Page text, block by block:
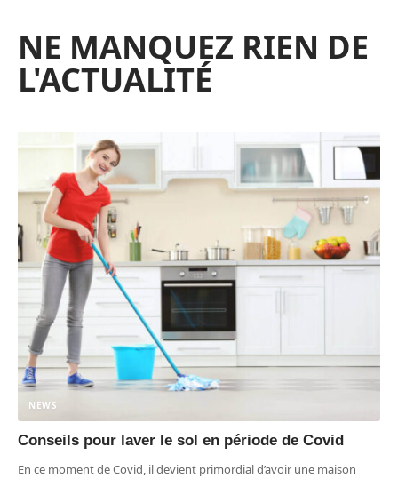
NE MANQUEZ RIEN DE
L'ACTUALITÉ
NEWS
Conseils pour laver le sol en période de Covid
En ce moment de Covid, il devient primordial d’avoir une maison